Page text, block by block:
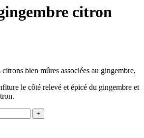
citron
bien mûres associées au gingembre,
le côté relevé et épicé du gingembre et